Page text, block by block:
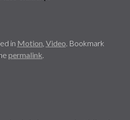
in Motion, Video. Bookmark
permalink.